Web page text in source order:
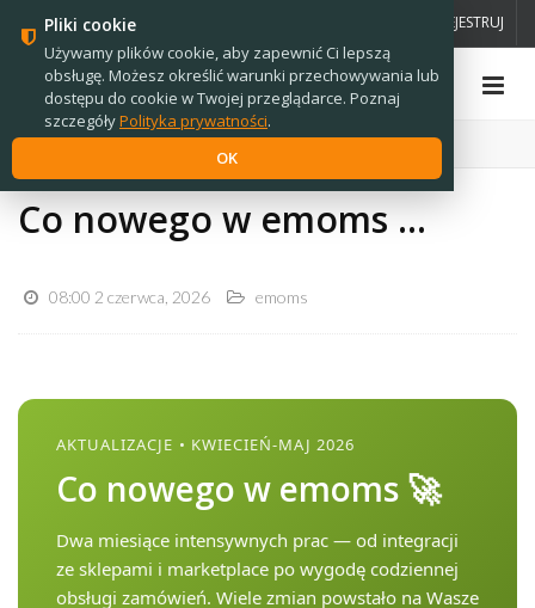
ZAREJESTRUJ
Strona główna › Wiadomości
Co nowego w emoms ...
08:00 2 czerwca, 2026 emoms
AKTUALIZACJE • KWIECIEŃ-MAJ 2026
Co nowego w emoms 🚀
Dwa miesiące intensywnych prac — od integracji
ze sklepami i marketplace po wygodę codziennej
obsługi zamówień. Wiele zmian powstało na Wasze
Pliki cookie
Używamy plików cookie, aby zapewnić Ci lepszą
obsługę. Możesz określić warunki przechowywania lub
dostępu do cookie w Twojej przeglądarce. Poznaj
szczegółyPolityka prywatności.
OK